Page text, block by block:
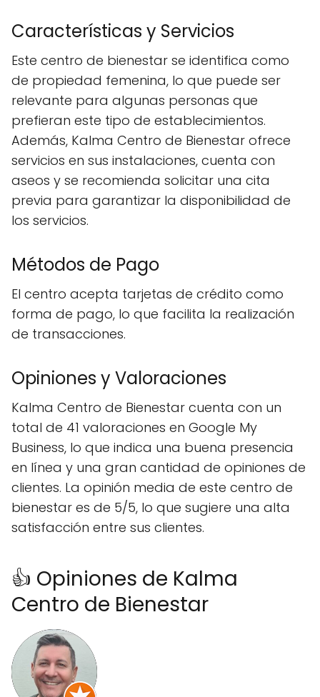
Características y Servicios
Este centro de bienestar se identifica como
de propiedad femenina, lo que puede ser
relevante para algunas personas que
prefieran este tipo de establecimientos.
Además, Kalma Centro de Bienestar ofrece
servicios en sus instalaciones, cuenta con
aseos y se recomienda solicitar una cita
previa para garantizar la disponibilidad de
los servicios.
Métodos de Pago
El centro acepta tarjetas de crédito como
forma de pago, lo que facilita la realización
de transacciones.
Opiniones y Valoraciones
Kalma Centro de Bienestar cuenta con un
total de 41 valoraciones en Google My
Business, lo que indica una buena presencia
en línea y una gran cantidad de opiniones de
clientes. La opinión media de este centro de
bienestar es de 5/5, lo que sugiere una alta
satisfacción entre sus clientes.
👍 Opiniones de Kalma
Centro de Bienestar